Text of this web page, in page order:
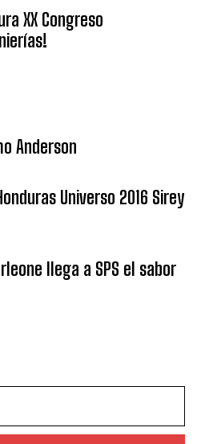
XX Congreso
Anderson
Universo 2016 Sirey
llega a SPS el sabor